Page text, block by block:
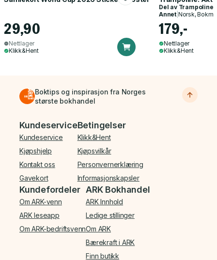
29,90
Nettlager
Klikk&Hent
Del av Trampoline
Annet| Norsk,
179,-
Nettlager
Klikk&Hent
Boktips og inspirasjon fra Norges
største bokhandel
Bunnmeny
Kundeservice
Kundeservice
Kjøpshjelp
Kontakt oss
Gavekort
Betingelser
Klikk&Hent
Kjøpsvilkår
Personvernerklæring
Informasjonskapsler
Kundefordeler
Om ARK-venn
ARK leseapp
Om ARK-bedriftsvenn
ARK Bokhandel
ARK Innhold
Ledige stillinger
Om ARK
Bærekraft i ARK
Finn butikk